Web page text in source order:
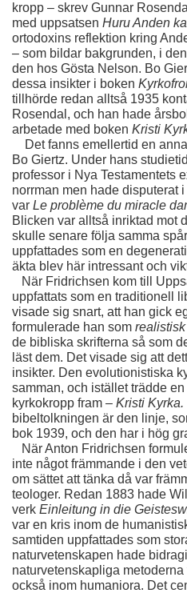
kropp – skrev Gunnar
med uppsatsen Huru Anden
ortodoxins reflektion kring
– som bildar bakgrunden, i
den hos Gösta Nelson. Bo
dessa insikter i boken
tillhörde redan alltså 1935
Rosendal, och han hade
arbetade med boken Kristi
Det fanns emellertid en
Bo Giertz. Under hans
professor i Nya Testamentets
norrman men hade disputerat
var
Blicken var alltså inriktad mot
skulle senare följa samma
uppfattades som en
äkta blev här intressant och
När Fridrichsen kom till
uppfattats som en traditionell
visade sig snart, att han gick
formulerade han som
de bibliska skrifterna så som
läst dem. Det visade sig att
insikter. Den evolutionistiska
samman, och istället trädde
kyrkokropp fram – Kristi Kyrka.
bibeltolkningen är den linje,
bok 1939, och den har i hög
När Anton Fridrichsen
inte något främmande i den
om sättet att tänka då var
teologer. Redan 1883 hade
verk Einleitung in die
var en kris inom de
samtiden uppfattades som
naturvetenskapen hade
naturvetenskapliga
också inom humaniora. Det